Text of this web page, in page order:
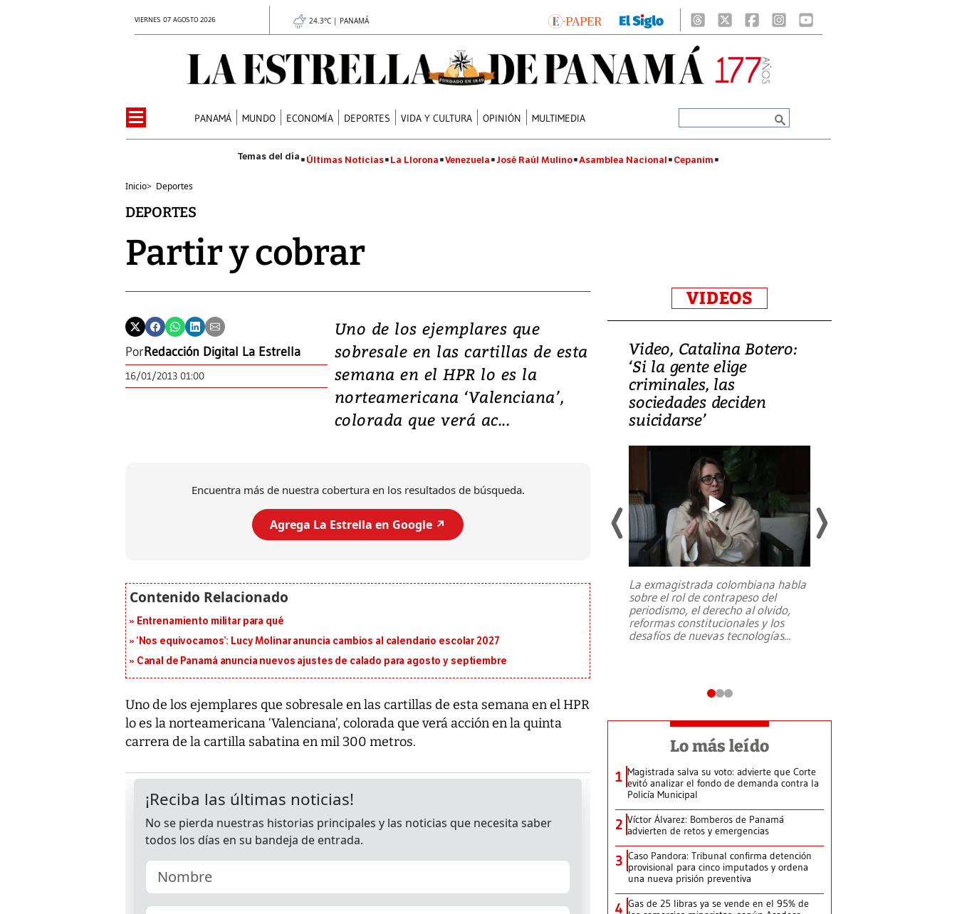
VIERNES 07 AGOSTO 2026 24.3°C | PANAMÁ
PANAMÁ MUNDO ECONOMÍA DEPORTES VIDA Y CULTURA OPINIÓN MULTIMEDIA
Últimas Noticias La Llorona Venezuela José Raúl Mulino Asamblea Nacional Cepanim
Inicio> Deportes
DEPORTES
Partir y cobrar
PorRedacción Digital La Estrella
16/01/2013 01:00
Uno de los ejemplares que
sobresale en las cartillas de esta
semana en el HPR lo es la
norteamericana ‘Valenciana’,
colorada que verá ac...
Encuentra más de nuestra cobertura en los resultados de búsqueda.
Agrega La Estrella en Google ↗️
Entrenamiento militar para qué
‘Nos equivocamos’: Lucy Molinar anuncia cambios al calendario escolar 2027
Canal de Panamá anuncia nuevos ajustes de calado para agosto y septiembre
Uno de los ejemplares que sobresale en las cartillas de esta semana en el HPR
lo es la norteamericana ‘Valenciana’, colorada que verá acción en la quinta
carrera de la cartilla sabatina en mil 300 metros.
VIDEOS
Video, Japón: Terremoto
deja heridos y graves
daños en Kumamoto
al sur de Japón, provocando una
Video, Catalina Botero:
‘Si la gente elige
criminales, las
sociedades deciden
suicidarse’
La exmagistrada colombiana habla
sobre el rol de contrapeso del
periodismo, el derecho al olvido,
reformas constitucionales y los
desafíos de nuevas tecnologías...
Lo más leído
1 Magistrada salva su voto: advierte que Corte
evitó analizar el fondo de demanda contra la
Policía Municipal
2 Víctor Álvarez: Bomberos de Panamá
advierten de retos y emergencias
3 Caso Pandora: Tribunal confirma detención
provisional para cinco imputados y ordena
una nueva prisión preventiva
4 Gas de 25 libras ya se vende en el 95% de